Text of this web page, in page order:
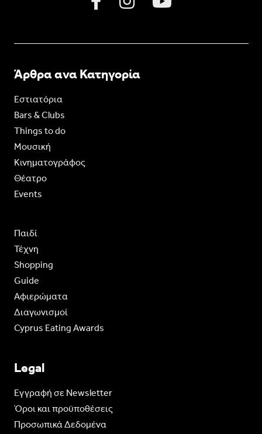
Άρθρα ανα Κατηγορία
Εστιατόρια
Bars & Clubs
Things to do
Moυσική
Κινηματογράφος
Θέατρο
Events
Παιδί
Τέχνη
Shopping
Guide
Aφιερώματα
Διαγωνισμοί
Cyprus Eating Awards
Legal
Eγγραφή σε Newsletter
Όροι και προϋποθέσεις
Προσωπικά Δεδομένα